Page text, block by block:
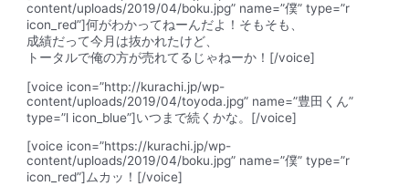
content/uploads/2019/04/boku.jpg” name=”僕” type=”r
icon_red”]何がわかってねーんだよ！そもそも、
成績だって今月は抜かれたけど、
トータルで俺の方が売れてるじゃねーか！[/voice]
[voice icon=”http://kurachi.jp/wp-
content/uploads/2019/04/toyoda.jpg” name=”豊田くん”
type=”l icon_blue”]いつまで続くかな。[/voice]
[voice icon=”https://kurachi.jp/wp-
content/uploads/2019/04/boku.jpg” name=”僕” type=”r
icon_red”]ムカッ！[/voice]